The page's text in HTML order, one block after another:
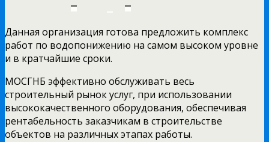
Данная организация готова предложить комплекс
работ по водопонижению на самом высоком уровне
и в кратчайшие сроки.
МОСГНБ эффективно обслуживать весь
строительный рынок услуг, при использовании
высококачественного оборудования, обеспечивая
рентабельность заказчикам в строительстве
объектов на различных этапах работы.